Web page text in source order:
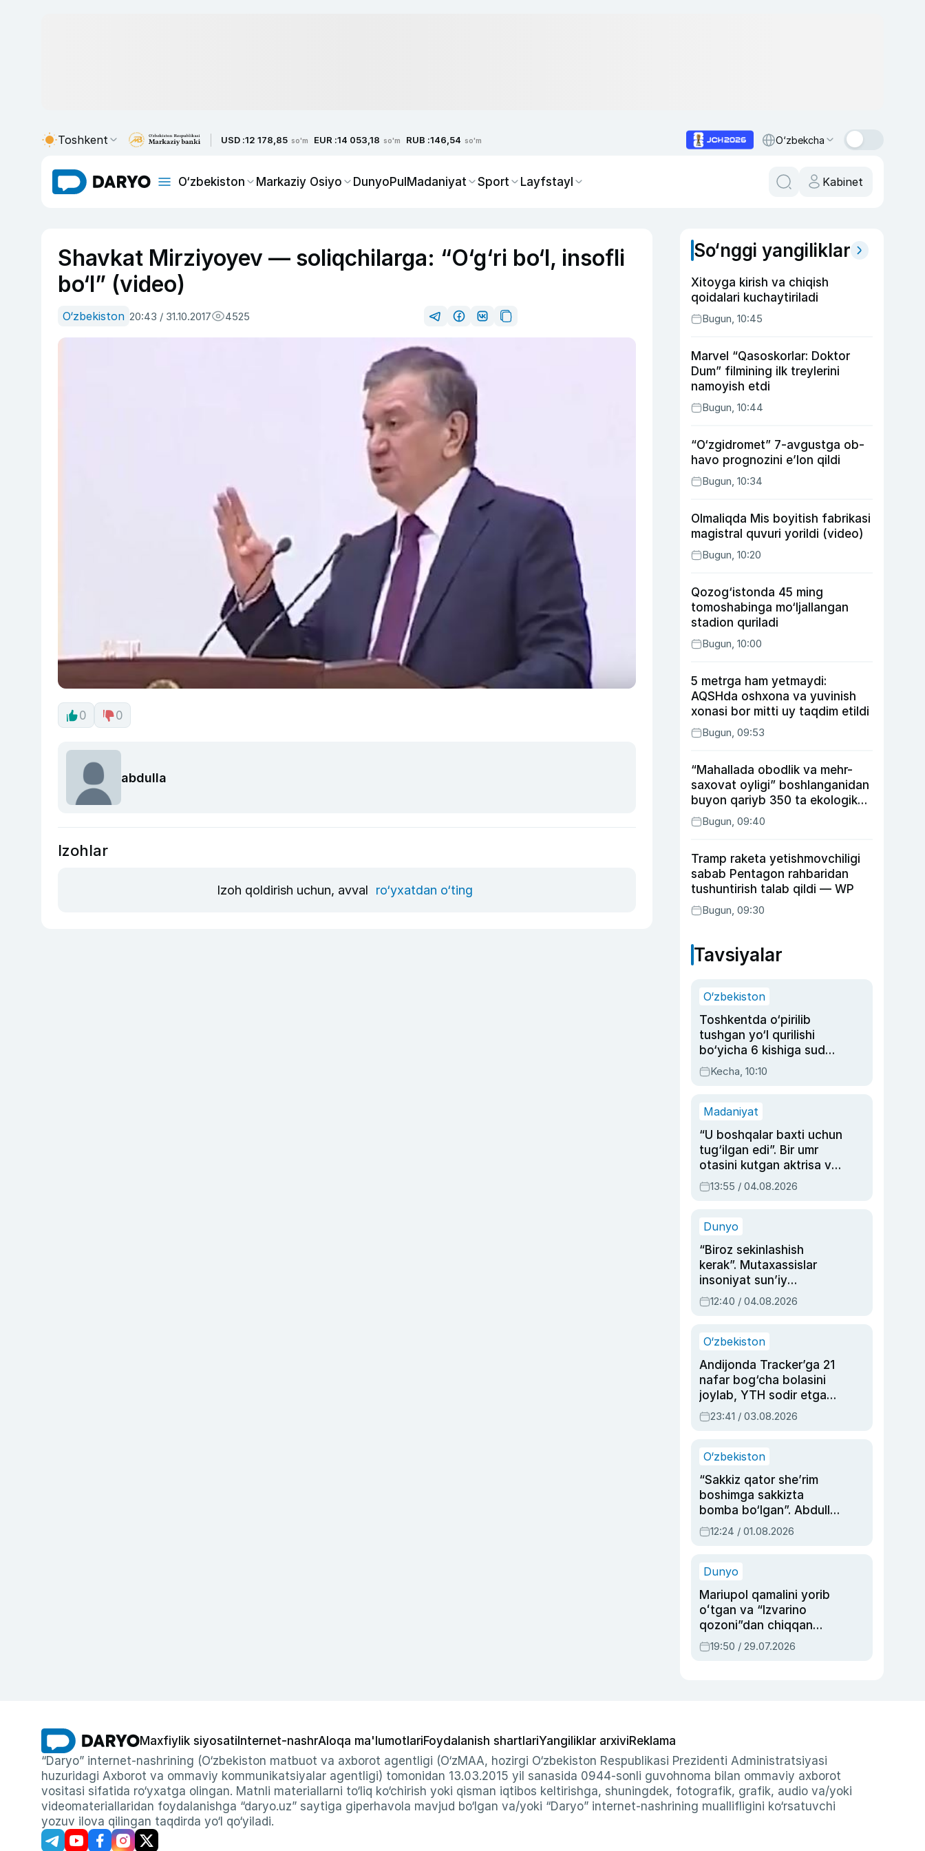
Toshkent USD :12 178,85 so'm EUR :14 053,18 so'm RUB :146,54 so'm O‘zbekcha
O‘zbekiston Markaziy Osiyo DunyoPulMadaniyat Sport Layfstayl Kabinet
Shavkat Mirziyoyev — soliqchilarga: “O‘g‘ri bo‘l, insofli
bo‘l” (video)
O‘zbekiston 20:43 / 31.10.2017 4525
0 0
abdulla
Izohlar
Izoh qoldirish uchun, avval ro‘yxatdan o‘ting
So‘nggi yangiliklar
Xitoyga kirish va chiqish
qoidalari kuchaytiriladi
Bugun, 10:45
Marvel “Qasoskorlar: Doktor
Dum” filmining ilk treylerini
namoyish etdi
Bugun, 10:44
“O‘zgidromet” 7-avgustga ob-
havo prognozini e’lon qildi
Bugun, 10:34
Olmaliqda Mis boyitish fabrikasi
magistral quvuri yorildi (video)
Bugun, 10:20
Qozog‘istonda 45 ming
tomoshabinga mo‘ljallangan
stadion quriladi
Bugun, 10:00
5 metrga ham yetmaydi:
AQSHda oshxona va yuvinish
xonasi bor mitti uy taqdim etildi
Bugun, 09:53
“Mahallada obodlik va mehr-
saxovat oyligi” boshlanganidan
buyon qariyb 350 ta ekologik
huquqbuzarlik aniqlandi
Bugun, 09:40
Tramp raketa yetishmovchiligi
sabab Pentagon rahbaridan
tushuntirish talab qildi — WP
Bugun, 09:30
Tavsiyalar
O‘zbekiston
Toshkentda o‘pirilib
tushgan yo‘l qurilishi
bo‘yicha 6 kishiga sud
hukmi o‘qildi
Kecha, 10:10
Madaniyat
“U boshqalar baxti uchun
tug‘ilgan edi”. Bir umr
otasini kutgan aktrisa va
dublyaj ustasi Rimma
Ahmedovaning
13:55 / 04.08.2026
Dunyo
“Biroz sekinlashish
kerak”. Mutaxassislar
insoniyat sun’iy
intellektni boshqara
olmay qolishidan xavotir
12:40 / 04.08.2026
O‘zbekiston
Andijonda Tracker’ga 21
nafar bog‘cha bolasini
joylab, YTH sodir etgan
ayolga sud hukmi o‘qildi
23:41 / 03.08.2026
O‘zbekiston
“Sakkiz qator she’rim
boshimga sakkizta
bomba bo‘lgan”. Abdulla
Oripovni siyosiy
ayblovlardan asrab
12:24 / 01.08.2026
Dunyo
Mariupol qamalini yorib
oʻtgan va “Izvarino
qozoni”dan chiqqan
qahramon — Ukraina
armiyasi bosh
19:50 / 29.07.2026
Maxfiylik siyosati Internet-nashrAloqa ma'lumotlariFoydalanish shartlariYangiliklar arxiviReklama
“Daryo” internet-nashrining (O‘zbekiston matbuot va axborot agentligi (O‘zMAA, hozirgi O‘zbekiston Respublikasi Prezidenti Administratsiyasi
huzuridagi Axborot va ommaviy kommunikatsiyalar agentligi) tomonidan 13.03.2015 yil sanasida 0944-sonli guvohnoma bilan ommaviy axborot
vositasi sifatida ro‘yxatga olingan. Matnli materiallarni to‘liq ko‘chirish yoki qisman iqtibos keltirishga, shuningdek, fotografik, grafik, audio va/yoki
videomateriallaridan foydalanishga “daryo.uz” saytiga giperhavola mavjud bo‘lgan va/yoki “Daryo” internet-nashrining muallifligini ko‘rsatuvchi
yozuv ilova qilingan taqdirda yo‘l qo‘yiladi.